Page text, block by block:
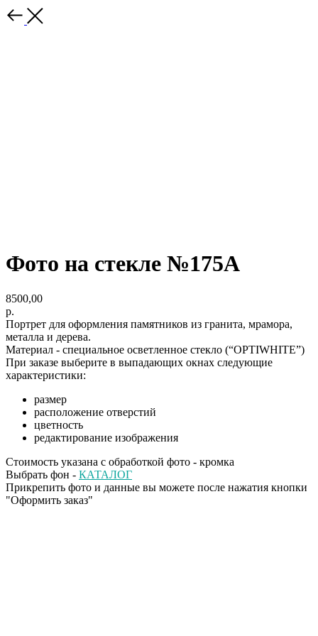
Фото на стекле №175А
8500,00
р.
Портрет для оформления памятников из гранита, мрамора,
металла и дерева.
Материал - специальное осветленное стекло (“OPTIWHITE”)
При заказе выберите в выпадающих окнах следующие
характеристики:
размер
расположение отверстий
цветность
редактирование изображения
Стоимость указана с обработкой фото - кромка
Выбрать фон - КАТАЛОГ
Прикрепить фото и данные вы можете после нажатия кнопки
"Оформить заказ"